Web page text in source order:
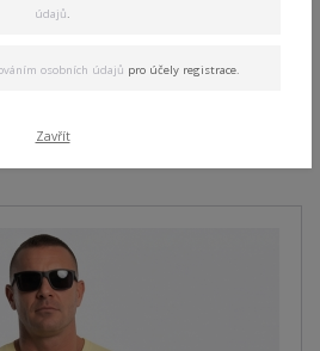
french/vanilla
údajů.
osobních údajů pro účely registrace.
Zavřít